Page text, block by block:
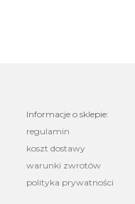
Informacje o sklepie:
regulamin
koszt dostawy
warunki zwrotów
polityka prywatności